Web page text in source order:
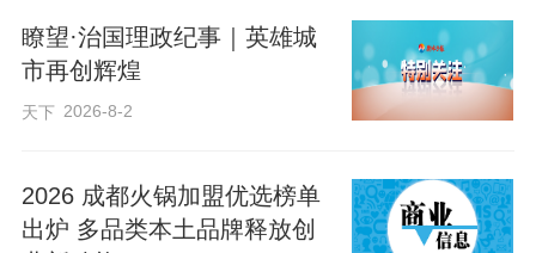
他们自主研发的有机硅功能肥，可有效修
复板结土壤、酸性土壤、重金属污染土
壤，特别是能有效治理盐碱土壤，化肥利
释不能兼容的难题。
瞭望·治国理政纪事｜英雄城
市再创辉煌
天下 2026-8-2
2026 成都火锅加盟优选榜单
出炉 多品类本土品牌释放创